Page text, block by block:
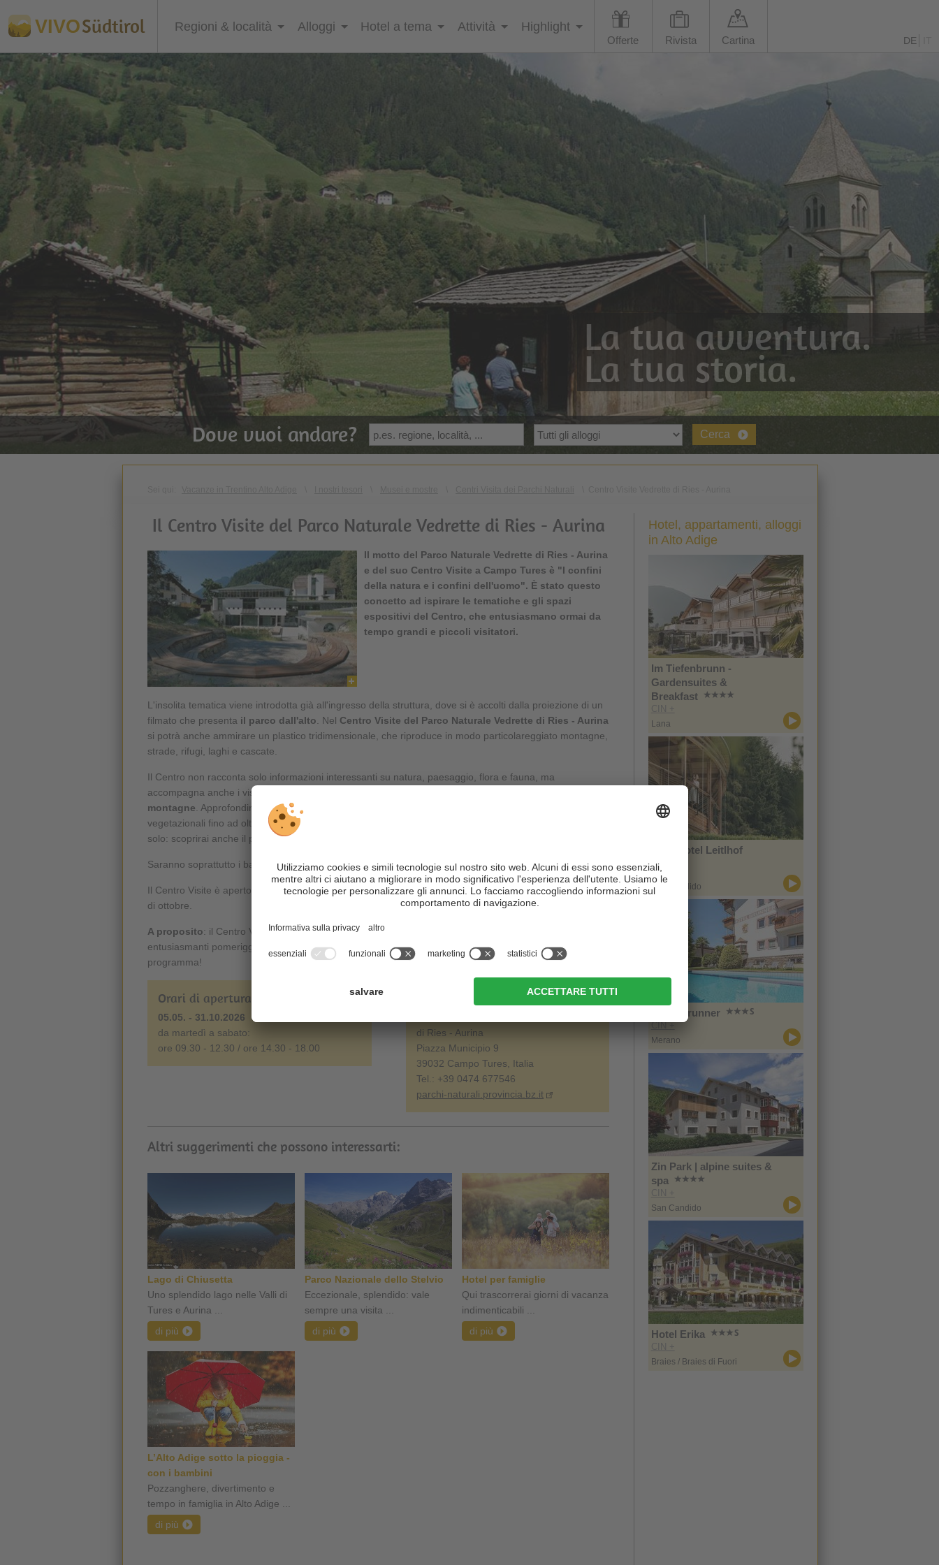
VIVOSüdtirol Regioni & località Alloggi Hotel a tema Attività Highlight
Offerte Rivista Cartina DE
La tua avventura.
La tua storia.
Dove vuoi andare? Cerca
Il Centro Visite del Parco Naturale Vedrette di Ries - Aurina
Il motto del Parco Naturale Vedrette di Ries - Aurina
e del suo Centro Visite a Campo Tures è "I confini
della natura e i confini dell'uomo". È stato questo
concetto ad ispirare le tematiche e gli spazi
espositivi del Centro, che entusiasmano ormai da
tempo grandi e piccoli visitatori.
L'insolita tematica viene introdotta già all'ingresso della struttura, dove si è accolti dalla proiezione di un
filmato che presenta il parco dall'alto . Nel Centro Visite del Parco Naturale Vedrette di Ries - Aurina
si potrà anche ammirare un plastico tridimensionale, che riproduce in modo particolareggiato montagne,
strade, rifugi, laghi e cascate.
Il Centro non racconta solo informazioni interessanti su natura, paesaggio, flora e fauna, ma
accompagna anche i visitatori in un viaggio nel passato, che ripercorre la
montagne . Approfondirai così le tue conoscenze sul fenomeno del ritiro dei ghiacciai e sulle fasce
vegetazionali fino ad oltre 3.000 m di altitudine, oltre che su minerali, uccelli rapaci e licheni. Ma non
solo: scoprirai anche il peculiare dialetto della valle!
Saranno soprattutto i bambini ad apprezzare iracconti e le leggende dei tempi andati.
Il Centro Visite è aperto dalla fine di dicembre fino alla fine di marzo, e dall'inizio di maggio fino alla fine
di ottobre.
A proposito: il Centro Visite del Parco Naturale Vedrette di Ries - Aurina organizza regolarmente
entusiasmanti pomeriggi con attività per i bambini ed escursioni per le famiglie. Informati sul
programma!
Orari di apertura
05.05. - 31.10.2026
da martedì a sabato:
ore 09.30 - 12.30 / ore 14.30 - 18.00
di Ries - Aurina
Piazza Municipio 9
39032 Campo Tures, Italia
Tel.: +39 0474 677546
parchi-naturali.provincia.bz.it
Altri suggerimenti che possono interessarti:
Lago di Chiusetta
Uno splendido lago nelle Valli di
Tures e Aurina ...
di più
Parco Nazionale dello Stelvio
Eccezionale, splendido: vale
sempre una visita ...
di più
Hotel per famiglie
Qui trascorrerai giorni di vacanza
indimenticabili ...
di più
L’Alto Adige sotto la pioggia -
con i bambini
Pozzanghere, divertimento e
tempo in famiglia in Alto Adige ...
di più
Hotel, appartamenti, alloggi
in Alto Adige
Im Tiefenbrunn -
Gardensuites &
Breakfast
CIN +
Lana
Naturhotel Leitlhof
CIN +
San Candido
Hotel Brunner
CIN +
Merano
Zin Park | alpine suites &
spa
CIN +
San Candido
Hotel Erika
CIN +
Braies / Braies di Fuori